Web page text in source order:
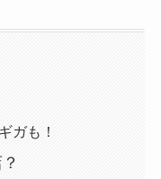
ガも！